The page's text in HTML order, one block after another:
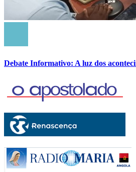
Debate Informativo: A luz dos